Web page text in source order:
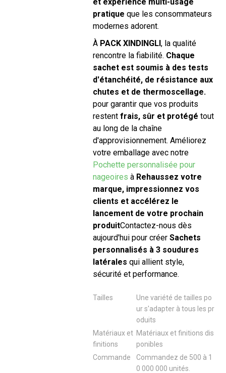
pratique que les consommateurs
modernes adorent.
À PACK XINDINGLI, la qualité
rencontre la fiabilité. Chaque
sachet est soumis à des tests
d'étanchéité, de résistance aux
chutes et de thermoscellage.
pour garantir que vos produits
restent frais, sûr et protégé tout
au long de la chaîne
d'approvisionnement. Améliorez
votre emballage avec notre
Pochette personnalisée pour
nageoires à Rehaussez votre
marque, impressionnez vos
clients et accélérez le
lancement de votre prochain
produitContactez-nous dès
aujourd'hui pour créer Sachets
personnalisés à 3 soudures
latérales qui allient style,
sécurité et performance.
Tailles
Une variété de tailles po
ur s'adapter à tous les pr
oduits
Matériaux et
finitions
Matériaux et finitions dis
ponibles
Commande
Commandez de 500 à 1
0 000 000 unités.